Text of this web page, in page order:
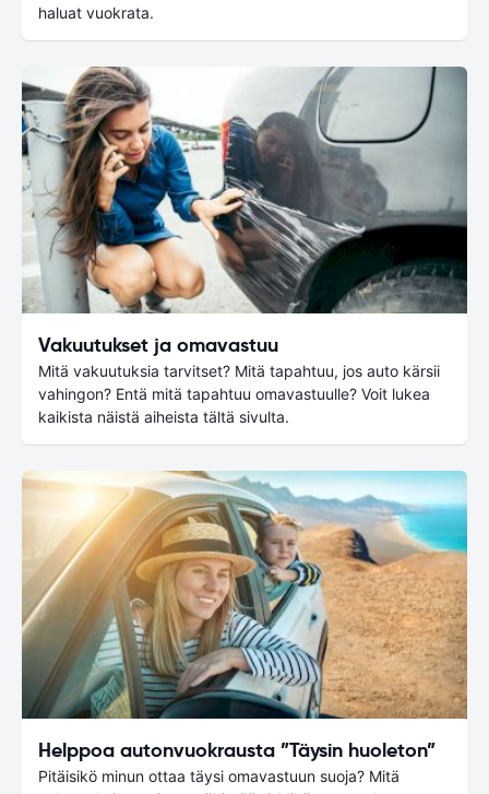
haluat vuokrata.
Vakuutukset ja omavastuu
Mitä vakuutuksia tarvitset? Mitä tapahtuu, jos auto kärsii
vahingon? Entä mitä tapahtuu omavastuulle? Voit lukea
kaikista näistä aiheista tältä sivulta.
Helppoa autonvuokrausta ”Täysin huoleton”
Pitäisikö minun ottaa täysi omavastuun suoja? Mitä